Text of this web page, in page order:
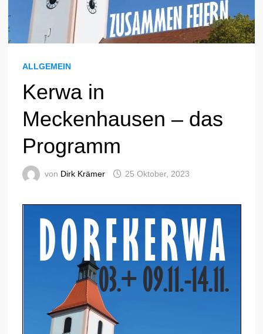
ALLGEMEIN
Kerwa in
Meckenhausen – das
Programm
von Dirk Krämer 25 Oktober, 2023